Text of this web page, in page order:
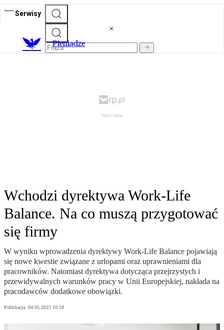
Serwisy
Pieniądze
Wchodzi dyrektywa Work-Life
Balance. Na co muszą przygotować
się firmy
W wyniku wprowadzenia dyrektywy Work-Life Balance pojawiają
się nowe kwestie związane z urlopami oraz uprawnieniami dla
pracowników. Natomiast dyrektywa dotycząca przejrzystych i
przewidywalnych warunków pracy w Unii Europejskiej, nakłada na
pracodawców dodatkowe obowiązki.
Publikacja: 04.05.2023 10:18